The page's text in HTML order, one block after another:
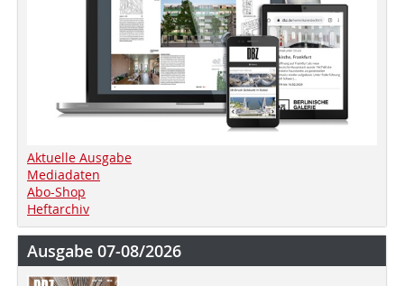
Aktuelle Ausgabe
Mediadaten
Abo-Shop
Heftarchiv
Ausgabe 07-08/2026